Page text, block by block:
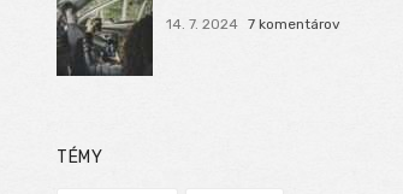
14. 7. 2024 7 komentárov
TÉMY